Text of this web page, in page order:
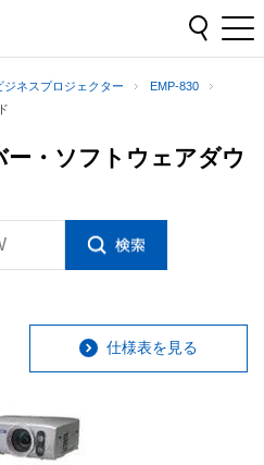
ジネスプロジェクター
EMP-830
・ソフトウェアダウ
仕様表を見る